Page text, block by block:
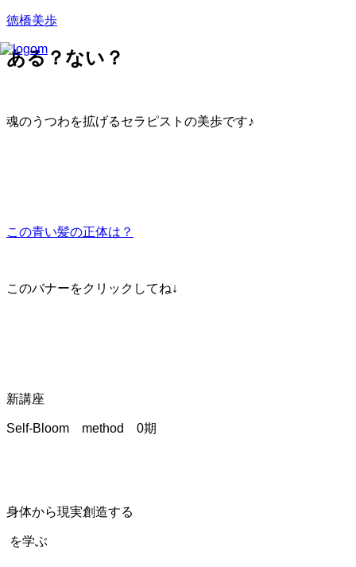
徳橋美歩
ある？ない？
魂のうつわを拡げるセラピストの美歩です♪
この青い髪の正体は？
このバナーをクリックしてね↓
新講座
Self-Bloom method 0期
身体から現実創造する
を学ぶ